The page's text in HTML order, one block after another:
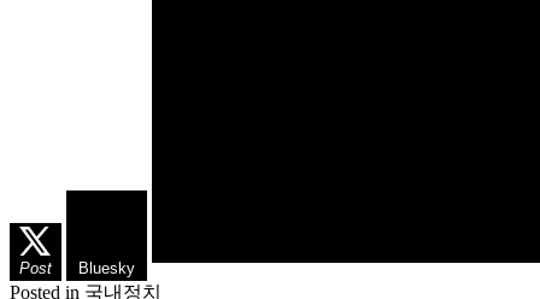
Post Bluesky
Posted in 국내정치